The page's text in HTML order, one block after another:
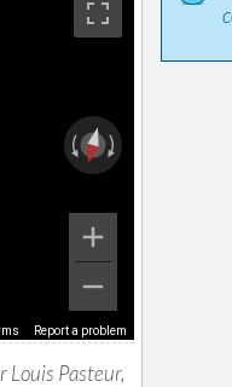
Report a problem
Louis Pasteur,